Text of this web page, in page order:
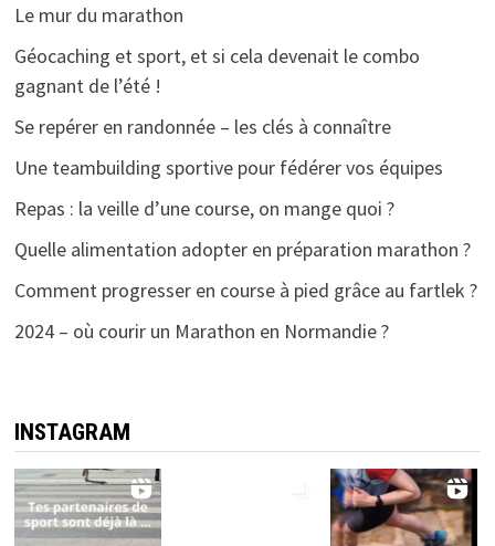
Le mur du marathon
Géocaching et sport, et si cela devenait le combo
gagnant de l’été !
Se repérer en randonnée – les clés à connaître
Une teambuilding sportive pour fédérer vos équipes
Repas : la veille d’une course, on mange quoi ?
Quelle alimentation adopter en préparation marathon ?
Comment progresser en course à pied grâce au fartlek ?
2024 – où courir un Marathon en Normandie ?
INSTAGRAM